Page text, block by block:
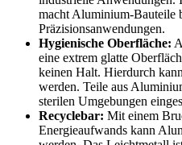
macht Aluminium-Bauteile
Präzisionsanwendungen.
Hygienische Oberfläche:
eine extrem glatte
keinen Halt. Hierdurch
werden. Teile aus
sterilen Umgebungen
Recyclebar: Mit einem
Energieaufwands kann